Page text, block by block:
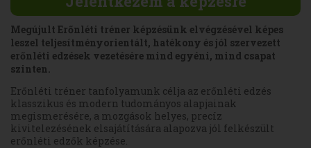
Megújult Erőnléti tréner képzésünk elvégzésével képes
leszel teljesítményorientált, hatékony és jól szervezett
erőnléti edzések vezetésére mind egyéni, mind csapat
szinten.
Erőnléti tréner tanfolyamunk célja az erőnléti edzés
klasszikus és modern tudományos alapjainak
megismerésére, a mozgások helyes, precíz
kivitelezésének elsajátítására alapozva jól felkészült
erőnléti edzők képzése.